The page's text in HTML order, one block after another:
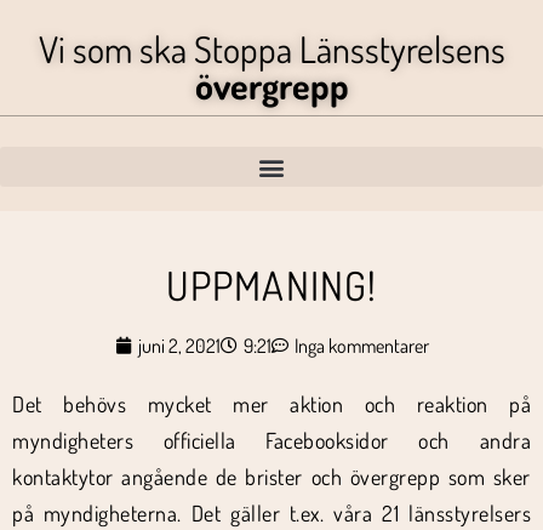
Vi som ska Stoppa Länsstyrelsens
övergrepp
UPPMANING!
juni 2, 2021 9:21 Inga kommentarer
Det behövs mycket mer aktion och reaktion på
myndigheters officiella Facebooksidor och andra
kontaktytor angående de brister och övergrepp som sker
på myndigheterna. Det gäller t.ex. våra 21 länsstyrelsers